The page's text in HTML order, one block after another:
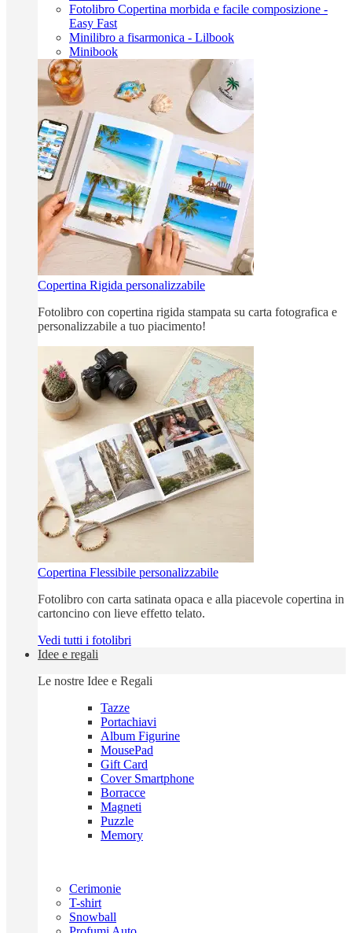
Fotolibro Copertina morbida e facile composizione -
Easy Fast
Minilibro a fisarmonica - Lilbook
Minibook
Copertina Rigida personalizzabile
Fotolibro con copertina rigida stampata su carta fotografica e
personalizzabile a tuo piacimento!
Copertina Flessibile personalizzabile
Fotolibro con carta satinata opaca e alla piacevole copertina in
cartoncino con lieve effetto telato.
Vedi tutti i fotolibri
Idee e regali
Le nostre Idee e Regali
Tazze
Portachiavi
Album Figurine
MousePad
Gift Card
Cover Smartphone
Borracce
Magneti
Puzzle
Memory
Cerimonie
T-shirt
Snowball